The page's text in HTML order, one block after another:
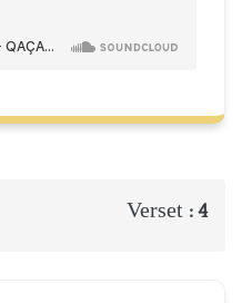
Verset :4